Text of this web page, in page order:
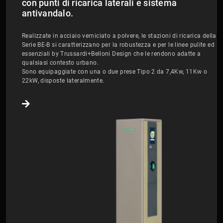
con punti di ricarica laterali e sistema
antivandalo.
Realizzate in acciaio verniciato a polvere, le stazioni di ricarica della
Serie BE-B si caratterizzano per la robustezza e per le linee pulite ed
essenziali by Trussardi+Belloni Design che le rendono adatte a
qualsiasi contesto urbano.
Sono equipaggiate con una o due prese Tipo 2 da 7,4Kw, 11Kw o
22kW, disposte lateralmente.